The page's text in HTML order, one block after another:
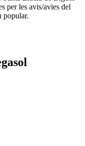
per les avis/avies del
popular.